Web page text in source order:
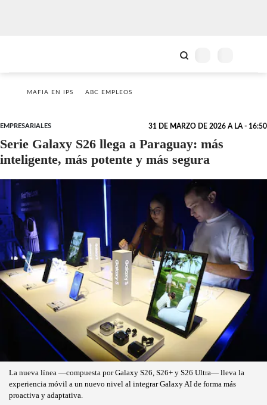
MAFIA EN IPS ABC EMPLEOS
EMPRESARIALES 31 DE MARZO DE 2026 A LA - 16:50
Serie Galaxy S26 llega a Paraguay: más
inteligente, más potente y más segura
La nueva línea —compuesta por Galaxy S26, S26+ y S26 Ultra— lleva la
experiencia móvil a un nuevo nivel al integrar Galaxy AI de forma más
proactiva y adaptativa.